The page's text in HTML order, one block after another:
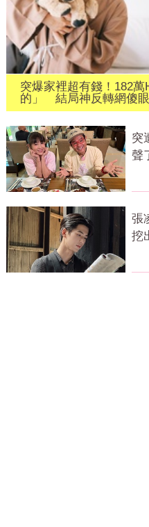
突爆家裡超有錢！182
的」 結局神反轉網傻眼
突
聲
張
挖